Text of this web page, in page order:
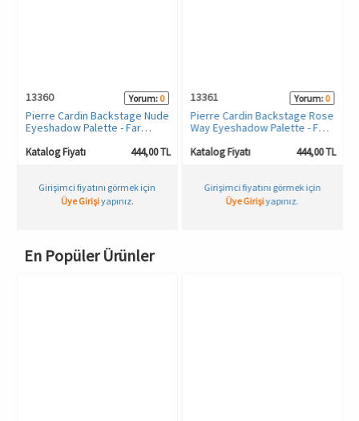
13360 Yorum: 0
Pierre Cardin Backstage Nude
Eyeshadow Palette - Far
Katalog Fiyatı 444,00 TL
Girişimci fiyatını görmek için
Üye Girişiyapınız.
13361 Yorum: 0
Pierre Cardin Backstage Rose
Way Eyeshadow Palette - Far
Katalog Fiyatı 444,00 TL
Girişimci fiyatını görmek için
Üye Girişiyapınız.
En Popüler Ürünler